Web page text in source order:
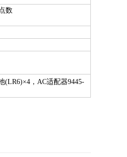
数
(LR6)×4，AC适配器9445-